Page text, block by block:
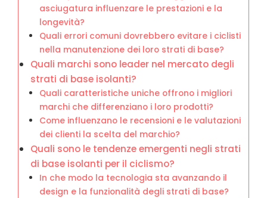
asciugatura influenzare le prestazioni e la
longevità?
Quali errori comuni dovrebbero evitare i ciclisti
nella manutenzione dei loro strati di base?
Quali marchi sono leader nel mercato degli
strati di base isolanti?
Quali caratteristiche uniche offrono i migliori
marchi che differenziano i loro prodotti?
Come influenzano le recensioni e le valutazioni
dei clienti la scelta del marchio?
Quali sono le tendenze emergenti negli strati
di base isolanti per il ciclismo?
In che modo la tecnologia sta avanzando il
design e la funzionalità degli strati di base?